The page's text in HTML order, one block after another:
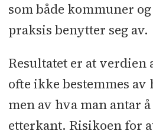
som både kommuner
praksis benytter seg av.
Resultatet er at verdien
ofte ikke bestemmes av
men av hva man antar
etterkant. Risikoen for